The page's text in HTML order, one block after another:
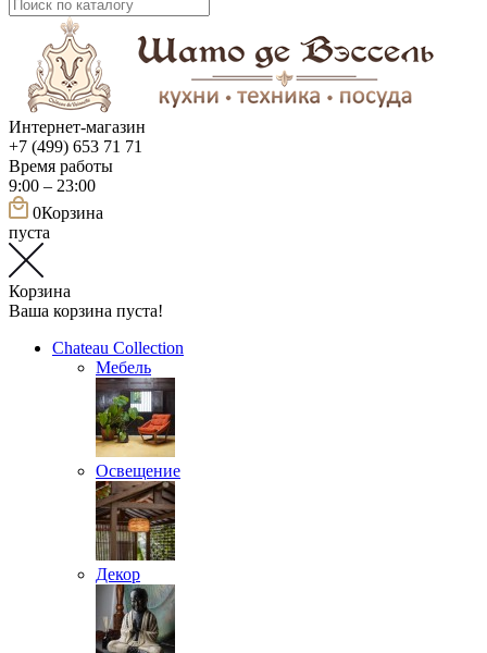
Интернет-магазин
+7 (499) 653 71 71
Время работы
9:00 – 23:00
0Корзина
пуста
Корзина
Ваша корзина пуста!
Chateau Collection
Мебель
Освещение
Декор